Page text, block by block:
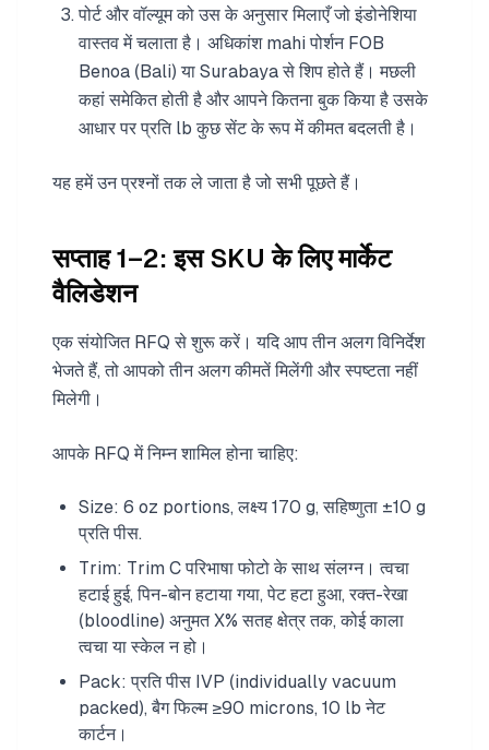
पोर्ट और वॉल्यूम को उस के अनुसार मिलाएँ जो इंडोनेशिया
वास्तव में चलाता है। अधिकांश mahi पोर्शन FOB
Benoa (Bali) या Surabaya से शिप होते हैं। मछली
कहां समेकित होती है और आपने कितना बुक किया है उसके
आधार पर प्रति lb कुछ सेंट के रूप में कीमत बदलती है।
यह हमें उन प्रश्नों तक ले जाता है जो सभी पूछते हैं।
सप्ताह 1–2: इस SKU के लिए मार्केट
वैलिडेशन
एक संयोजित RFQ से शुरू करें। यदि आप तीन अलग विनिर्देश
भेजते हैं, तो आपको तीन अलग कीमतें मिलेंगी और स्पष्टता नहीं
मिलेगी।
आपके RFQ में निम्न शामिल होना चाहिए:
Size: 6 oz portions, लक्ष्य 170 g, सहिष्णुता ±10 g
प्रति पीस.
Trim: Trim C परिभाषा फोटो के साथ संलग्न। त्वचा
हटाई हुई, पिन-बोन हटाया गया, पेट हटा हुआ, रक्त-रेखा
(bloodline) अनुमत X% सतह क्षेत्र तक, कोई काला
त्वचा या स्केल न हो।
Pack: प्रति पीस IVP (individually vacuum
packed), बैग फिल्म ≥90 microns, 10 lb नेट
कार्टन।